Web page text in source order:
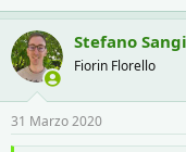
Stefano
Fiorin Florello
31 Marzo 2020